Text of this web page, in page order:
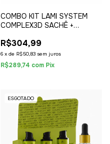
COMBO KIT LAMI SYSTEM
COMPLEX3D SACHÊ +
R$304,99
6 x de R$50,83 sem juros
R$289,74 com Pix
ESGOTADO